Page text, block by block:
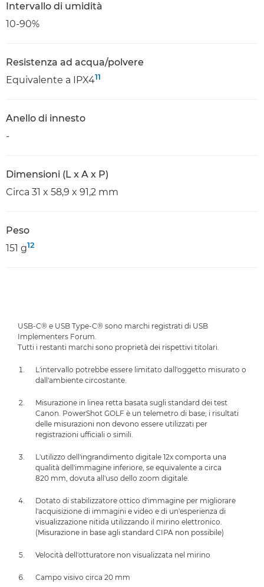
Intervallo di umidità
10-90%
Resistenza ad acqua/polvere
Equivalente a IPX411
Anello di innesto
-
Dimensioni (L x A x P)
Circa 31 x 58,9 x 91,2 mm
Peso
151 g12
USB-C® e USB Type-C® sono marchi registrati di USB
Implementers Forum.
Tutti i restanti marchi sono proprietà dei rispettivi titolari.
L'intervallo potrebbe essere limitato dall'oggetto misurato o
dall'ambiente circostante.
Misurazione in linea retta basata sugli standard dei test
Canon. PowerShot GOLF è un telemetro di base; i risultati
delle misurazioni non devono essere utilizzati per
registrazioni ufficiali o simili.
L'utilizzo dell'ingrandimento digitale 12x comporta una
qualità dell'immagine inferiore, se equivalente a circa
820 mm, dovuta all'uso dello zoom digitale.
Dotato di stabilizzatore ottico d'immagine per migliorare
l'acquisizione di immagini e video e di un'esperienza di
visualizzazione nitida utilizzando il mirino elettronico.
(Misurazione in base agli standard CIPA non possibile)
Velocità dell'otturatore non visualizzata nel mirino
Campo visivo circa 20 mm